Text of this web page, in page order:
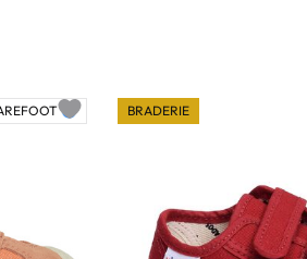
🌀 BRADERIE